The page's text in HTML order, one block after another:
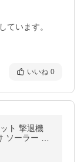
ています。
いいね 0
ト 撃退機
ソーラー 充
料 害獣対